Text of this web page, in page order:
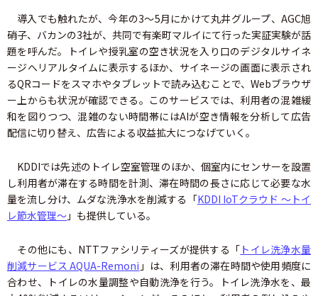
導入でも触れたが、今年の3～5月にかけて丸井グループ、AGC旭
硝子、バカンの3社が、共同で有楽町マルイにて行った実証実験が話
題を呼んだ。トイレや授乳室の空き状況を入り口のデジタルサイネ
ージへリアルタイムに表示するほか、サイネージの画面に表示され
るQRコードをスマホやタブレットで読み込むことで、Webブラウザ
ー上からも状況が確認できる。このサービスでは、利用者の混雑緩
和を図りつつ、混雑のない時間帯にはAIが空き情報を分析して広告
配信に切り替え、広告による収益拡大につなげていく。
KDDIでは先述のトイレ空室管理のほか、個室内にセンサーを設置
し利用者が滞在する時間を計測、滞在時間の長さに応じて必要な水
量を流し分け、ムダな洗浄水を削減する「KDDI IoTクラウド ～トイ
レ節水管理～ 」も提供している。
その他にも、NTTファシリティーズが提供する「 トイレ洗浄水量
削減サービス AQUA-Remoni 」は、利用者の滞在時間や使用頻度に
合わせ、トイレの水量調整や自動洗浄を行う。トイレ洗浄水を、最